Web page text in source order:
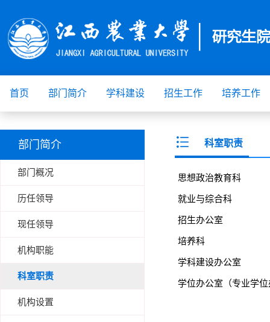
首页 部门简介 学科建设 招生工作 培养工作
部门简介
部门概况
历任领导
现任领导
机构职能
科室职责
机构设置
科室职责
思想政治教育科
就业与综合科
招生办公室
培养科
学科建设办公室
学位办公室（专业学